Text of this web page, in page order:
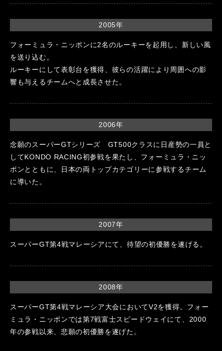
2005年
フォーミュラ・ニッポンに2名のルーキーを起用し、新しい風
を送り込む。
ルーキーにして表彰台を獲得、彼らの活躍により周囲への影
響も与えるチームへと成長させた。
2006年
念願のスーパーGTシリーズ GT500クラスに日産勢の一員と
してKONDO RACING初参戦を果たし、フォーミュラ・ニッ
ポンとともに、日本の両トップカテゴリーに参戦するチーム
に導いた。
2007年
スーパーGT第4戦マレーシアにて、待望の初優勝を遂げる。
2008年
スーパーGT第4戦マレーシア大会においてV2を獲得。フォー
ミュラ・ニッポンでは第7戦富士スピードウェイにて、2000
年の参戦以来、悲願の初優勝を遂げた。